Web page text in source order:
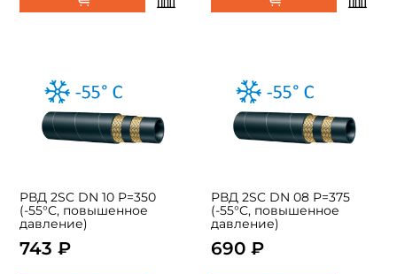
РВД 2SC DN 10 P=350
(-55°C, повышенное
давление)
743 ₽
РВД 2SC DN 08 P=375
(-55°C, повышенное
давление)
690 ₽